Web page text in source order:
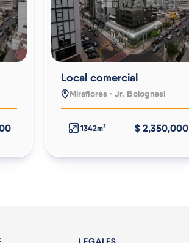
Local comercial
Miraflores · Jr. Bolognesi
1342m² $ 2,350,000